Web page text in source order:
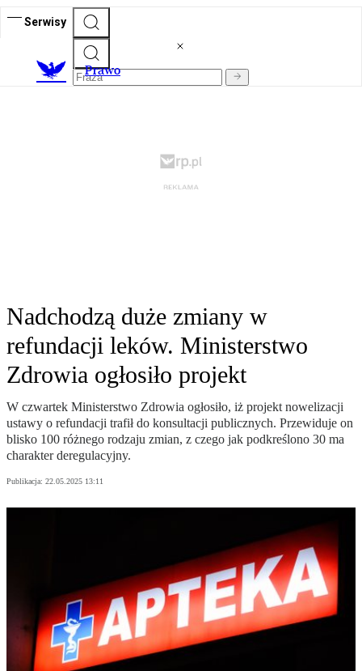
Serwisy
Prawo
Nadchodzą duże zmiany w
refundacji leków. Ministerstwo
Zdrowia ogłosiło projekt
W czwartek Ministerstwo Zdrowia ogłosiło, iż projekt nowelizacji
ustawy o refundacji trafił do konsultacji publicznych. Przewiduje on
blisko 100 różnego rodzaju zmian, z czego jak podkreślono 30 ma
charakter deregulacyjny.
Publikacja: 22.05.2025 13:11